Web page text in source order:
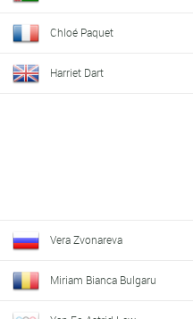
Chloé Paquet
Harriet Dart
Vera Zvonareva
Miriam Bianca Bulgaru